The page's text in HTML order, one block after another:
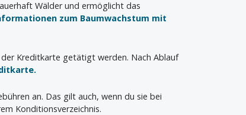
Wälder und ermöglicht das
zum Baumwachstum mit
Kreditkarte getätigt werden. Nach Ablauf
an. Das gilt auch, wenn du sie bei
Konditionsverzeichnis.